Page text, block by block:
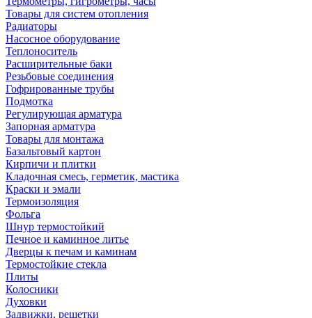
Товары для систем отопления
Радиаторы
Насосное оборудование
Теплоноситель
Расширительные баки
Резьбовые соединения
Гофрированные трубы
Подмотка
Регулирующая арматура
Запорная арматура
Товары для монтажа
Базальтовый картон
Кирпичи и плитки
Кладочная смесь, герметик, мастика
Краски и эмали
Термоизоляция
Фольга
Шнур термостойкий
Печное и каминное литье
Дверцы к печам и каминам
Термостойкие стекла
Плиты
Колосники
Духовки
Задвижки, решетки